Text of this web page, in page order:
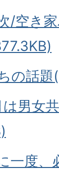
/空き
の話題
男女
一度、